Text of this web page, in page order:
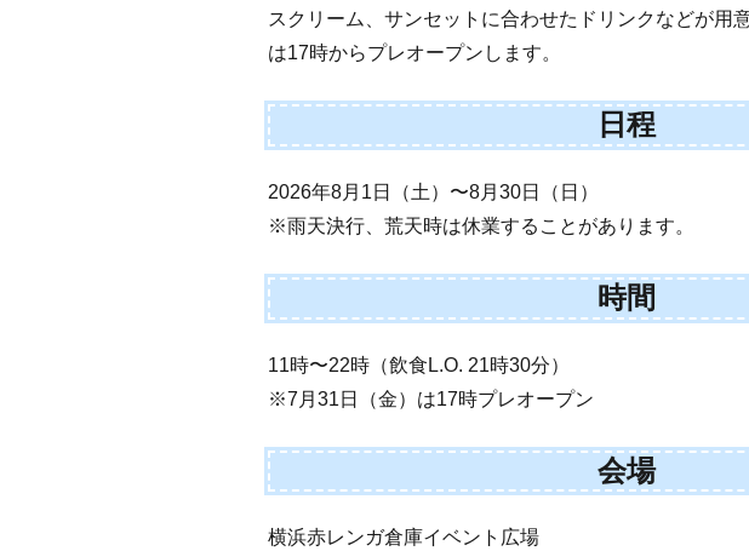
スクリーム、サンセットに合わせたドリンクなどが用
は17時からプレオープンします。
日程
2026年8月1日（土）〜8月30日（日）
※雨天決行、荒天時は休業することがあります。
時間
11時〜22時（飲食L.O. 21時30分）
※7月31日（金）は17時プレオープン
会場
横浜赤レンガ倉庫イベント広場